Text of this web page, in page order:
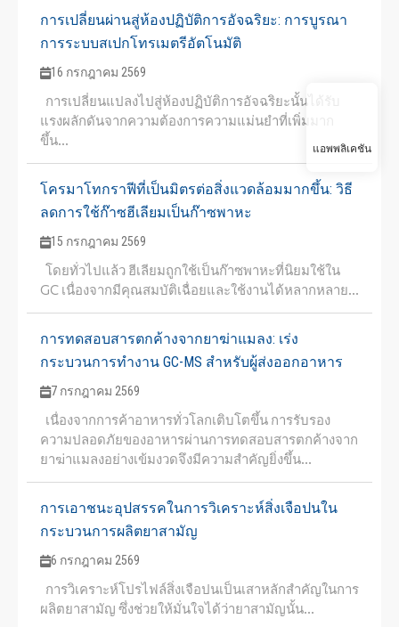
การเปลี่ยนผ่านสู่ห้องปฏิบัติการอัจฉริยะ: การบูรณา
การระบบสเปกโทรเมตรีอัตโนมัติ
16 กรกฎาคม 2569
การเปลี่ยนแปลงไปสู่ห้องปฏิบัติการอัจฉริยะนั้นได้รับ
แรงผลักดันจากความต้องการความแม่นยำที่เพิ่มมาก
ขึ้น...
โครมาโทกราฟีที่เป็นมิตรต่อสิ่งแวดล้อมมากขึ้น: วิธี
ลดการใช้ก๊าซฮีเลียมเป็นก๊าซพาหะ
15 กรกฎาคม 2569
โดยทั่วไปแล้ว ฮีเลียมถูกใช้เป็นก๊าซพาหะที่นิยมใช้ใน
GC เนื่องจากมีคุณสมบัติเฉื่อยและใช้งานได้หลากหลาย...
การทดสอบสารตกค้างจากยาฆ่าแมลง: เร่ง
กระบวนการทำงาน GC-MS สำหรับผู้ส่งออกอาหาร
7 กรกฎาคม 2569
เนื่องจากการค้าอาหารทั่วโลกเติบโตขึ้น การรับรอง
ความปลอดภัยของอาหารผ่านการทดสอบสารตกค้างจาก
ยาฆ่าแมลงอย่างเข้มงวดจึงมีความสำคัญยิ่งขึ้น...
การเอาชนะอุปสรรคในการวิเคราะห์สิ่งเจือปนใน
กระบวนการผลิตยาสามัญ
6 กรกฎาคม 2569
การวิเคราะห์โปรไฟล์สิ่งเจือปนเป็นเสาหลักสำคัญในการ
ผลิตยาสามัญ ซึ่งช่วยให้มั่นใจได้ว่ายาสามัญนั้น...
แอพพลิเคชัน